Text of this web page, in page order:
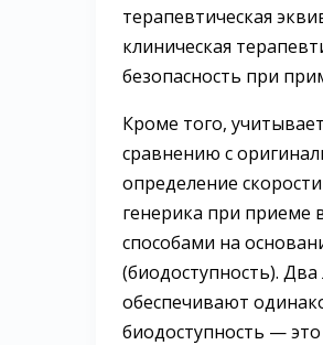
терапевтическая
клиническая
безопасность при
Кроме того,
сравнению с
определение
генерика при приеме
способами на
(биодоступность).
обеспечивают
биодоступность —